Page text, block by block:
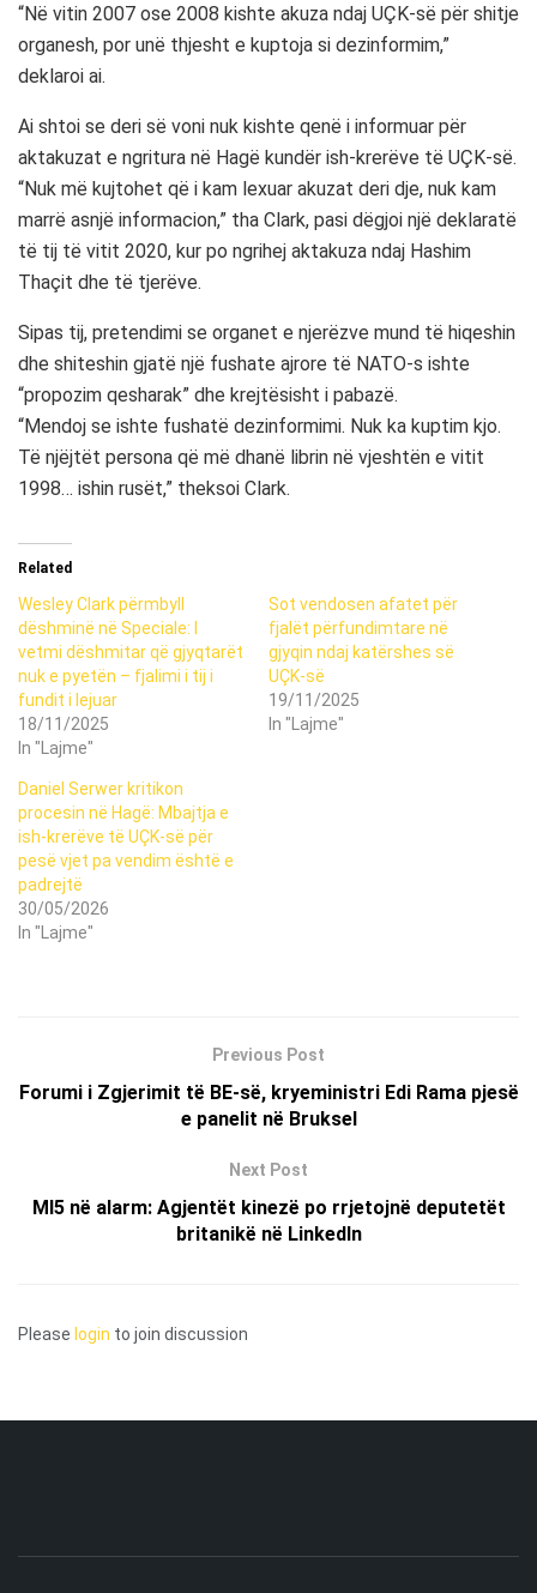
“Në vitin 2007 ose 2008 kishte akuza ndaj UÇK-së për shitje
organesh, por unë thjesht e kuptoja si dezinformim,”
deklaroi ai.
Ai shtoi se deri së voni nuk kishte qenë i informuar për
aktakuzat e ngritura në Hagë kundër ish-krerëve të UÇK-së.
“Nuk më kujtohet që i kam lexuar akuzat deri dje, nuk kam
marrë asnjë informacion,” tha Clark, pasi dëgjoi një deklaratë
të tij të vitit 2020, kur po ngrihej aktakuza ndaj Hashim
Thaçit dhe të tjerëve.
Sipas tij, pretendimi se organet e njerëzve mund të hiqeshin
dhe shiteshin gjatë një fushate ajrore të NATO-s ishte
“propozim qesharak” dhe krejtësisht i pabazë.
“Mendoj se ishte fushatë dezinformimi. Nuk ka kuptim kjo.
Të njëjtët persona që më dhanë librin në vjeshtën e vitit
1998… ishin rusët,” theksoi Clark.
Related
Wesley Clark përmbyll
dëshminë në Speciale: I
vetmi dëshmitar që gjyqtarët
nuk e pyetën – fjalimi i tij i
fundit i lejuar
18/11/2025
In "Lajme"
Sot vendosen afatet për
fjalët përfundimtare në
gjyqin ndaj katërshes së
UÇK-së
19/11/2025
In "Lajme"
Daniel Serwer kritikon
procesin në Hagë: Mbajtja e
ish-krerëve të UÇK-së për
pesë vjet pa vendim është e
padrejtë
30/05/2026
In "Lajme"
Previous Post
Forumi i Zgjerimit të BE-së, kryeministri Edi Rama pjesë
e panelit në Bruksel
Next Post
MI5 në alarm: Agjentët kinezë po rrjetojnë deputetët
britanikë në LinkedIn
Please login to join discussion